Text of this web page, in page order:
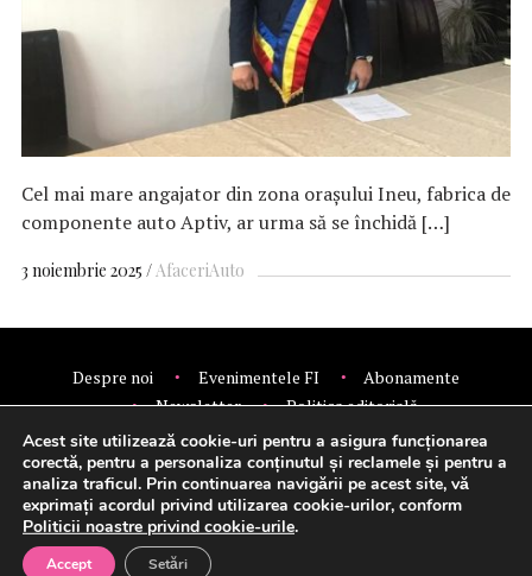
Cel mai mare angajator din zona orașului Ineu, fabrica de
componente auto Aptiv, ar urma să se închidă […]
3 noiembrie 2025 AfaceriAuto
Despre noi Evenimentele FI
Abonamente
Newsletter
Politica editorială
Politica de confidentialitate
Contact
Publicitate
© 2026 Financial Intelligence.
Setări cookie-uri
Acest site utilizează cookie-uri pentru a asigura funcționarea
corectă, pentru a personaliza conținutul și reclamele și pentru a
analiza traficul. Prin continuarea navigării pe acest site, vă
exprimați acordul privind utilizarea cookie-urilor, conform
Politicii noastre privind cookie-urile.
Accept Setări